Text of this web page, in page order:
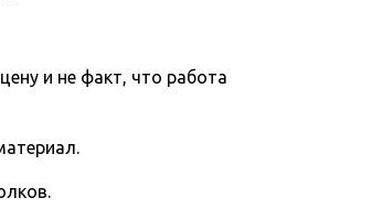
и не факт, что работа